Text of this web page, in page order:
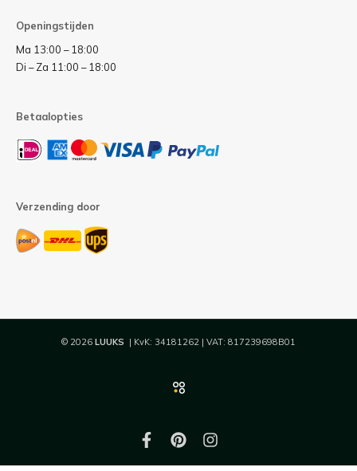
Openingstijden
Ma 13:00 – 18:00
Di – Za 11:00 – 18:00
Betaalopties
Verzending door
© 2026 LUUKS | KvK: 34181262 | VAT: 817239698B01